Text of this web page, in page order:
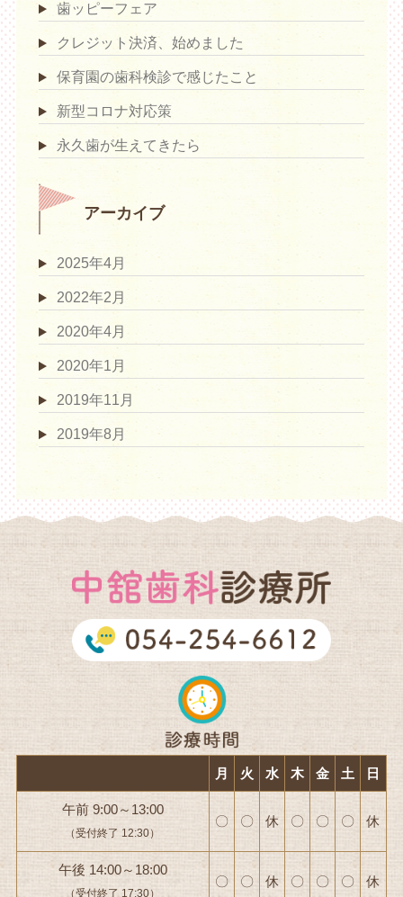
歯ッピーフェア
クレジット決済、始めました
保育園の歯科検診で感じたこと
新型コロナ対応策
永久歯が生えてきたら
アーカイブ
2025年4月
2022年2月
2020年4月
2020年1月
2019年11月
2019年8月
月 火 水 木 金 土 日
午前 9:00～13:00
（受付終了 12:30）
〇 〇 休 〇 〇 〇 休
午後 14:00～18:00
（受付終了 17:30）
〇 〇 休 〇 〇 〇 休